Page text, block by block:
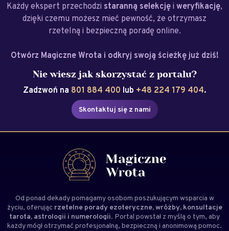
Każdy ekspert przechodzi staranną selekcjęi weryfikację,
dzięki czemu możesz mieć pewność, że otrzymasz
rzetelną i bezpieczną poradę online.
Otwórz Magiczne Wrota i odkryj swoją ścieżkę już dziś!
Nie wiesz jak skorzystać z portalu?
Zadzwoń na 801 884 400 lub +48 224 179 404.
Skontaktuj się z nami
Od ponad dekady pomagamy osobom poszukującym wsparcia w
życiu, oferując rzetelne porady ezoteryczne, wróżby, konsultacje
tarota, astrologii i numerologii. Portal powstał z myślą o tym, aby
każdy mógł otrzymać profesjonalną, bezpieczną i anonimową pomoc.